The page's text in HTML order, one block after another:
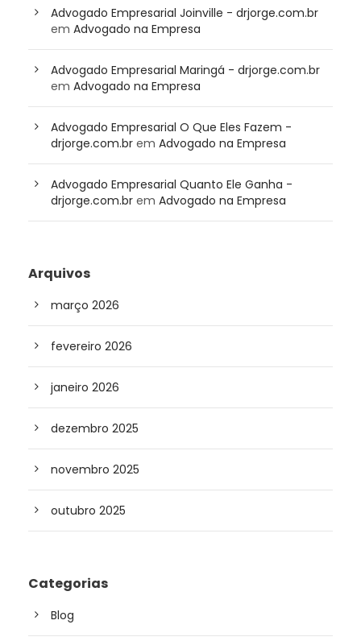
Advogado Empresarial Joinville - drjorge.com.br
em Advogado na Empresa
Advogado Empresarial Maringá - drjorge.com.br
em Advogado na Empresa
Advogado Empresarial O Que Eles Fazem -
drjorge.com.br em Advogado na Empresa
Advogado Empresarial Quanto Ele Ganha -
drjorge.com.br em Advogado na Empresa
Arquivos
março 2026
fevereiro 2026
janeiro 2026
dezembro 2025
novembro 2025
outubro 2025
Categorias
Blog